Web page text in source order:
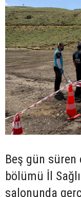
Beş gün
bölümü İl
salonunda